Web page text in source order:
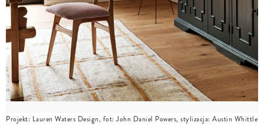
Projekt: Lauren Waters Design, fot: John Daniel Powers, stylizacja: Austin Whittle